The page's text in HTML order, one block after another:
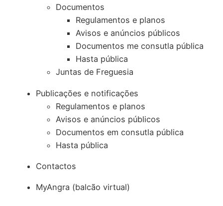
Documentos
Regulamentos e planos
Avisos e anúncios públicos
Documentos me consutla pública
Hasta pública
Juntas de Freguesia
Publicações e notificações
Regulamentos e planos
Avisos e anúncios públicos
Documentos em consutla pública
Hasta pública
Contactos
MyAngra (balcão virtual)